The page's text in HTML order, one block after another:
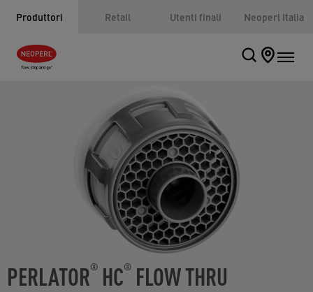
Produttori Retail Utenti finali Neoperl Italia
PERLATOR® HC® FLOW THRU